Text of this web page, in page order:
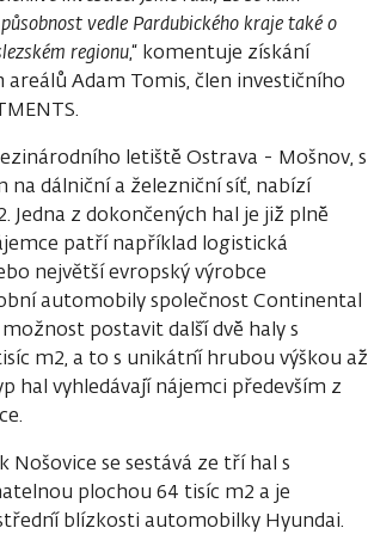
vedle Pardubického kraje také o
regionu,“ komentuje získání
areálů Adam Tomis, člen investičního
letiště̌ Ostrava - Mošnov, s
dálniční a železniční síť, nabízí
Jedna z dokončených hal je již̌ plně̌
patří například logistická
největší evropský výrobce
automobily společnost Continental
postavit další́ dvě̌ haly s
m2, a to s unikátní́ hrubou výškou až̌
hal vyhledávají́ nájemci především z
Nošovice se sestává ze tří hal s
plochou 64 tisíc m2 a je
blízkosti automobilky Hyundai.